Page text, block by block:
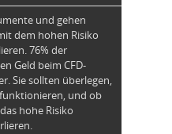
und gehen
dem hohen Risiko
76% der
Geld beim CFD-
Sie sollten überlegen,
und ob
hohe Risiko